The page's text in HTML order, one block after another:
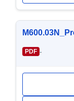
PDF -